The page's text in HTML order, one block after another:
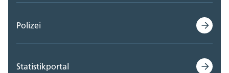
Polizei
Statistikportal